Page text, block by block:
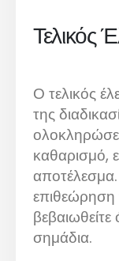
Τελικός
Ο τελικός
της
καθαρισμό,
επιθεώρηση
σημάδια.